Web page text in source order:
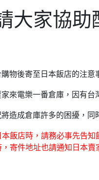
大家協助
物後寄至日本飯店的注意
來電樂一番倉庫，因有
造成倉庫許多的困擾，
飯店時，請務必事先告
寄件地址也請通知日本